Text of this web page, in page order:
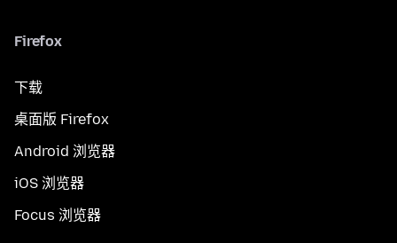
Firefox
下载
桌面版 Firefox
Android 浏览器
iOS 浏览器
Focus 浏览器